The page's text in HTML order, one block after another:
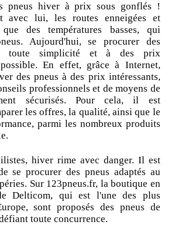
pneus hiver à prix sous gonflés !
avec lui, les routes enneigées et
des températures basses, qui
Aujourd'hui, se procurer des
toute simplicité et à des prix
En effet, grâce à Internet,
des pneus à des prix intéressants,
professionnels et de moyens de
sécurisés. Pour cela, il est
les offres, la qualité, ainsi que le
parmi les nombreux produits
hiver rime avec danger. Il est
se procurer des pneus adaptés au
Sur 123pneus.fr, la boutique en
Delticom, qui est l'une des plus
sont proposés des pneus de
toute concurrence.